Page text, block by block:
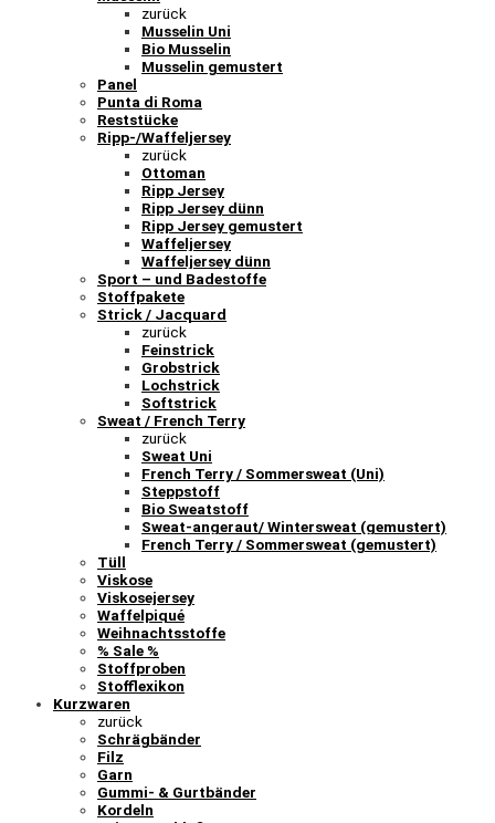
zurück
Musselin Uni
Bio Musselin
Musselin gemustert
Panel
Punta di Roma
Reststücke
Ripp-/Waffeljersey
zurück
Ottoman
Ripp Jersey
Ripp Jersey dünn
Ripp Jersey gemustert
Waffeljersey
Waffeljersey dünn
Sport – und Badestoffe
Stoffpakete
Strick / Jacquard
zurück
Feinstrick
Grobstrick
Lochstrick
Softstrick
Sweat / French Terry
zurück
Sweat Uni
French Terry / Sommersweat (Uni)
Steppstoff
Bio Sweatstoff
Sweat-angeraut/ Wintersweat (gemustert)
French Terry / Sommersweat (gemustert)
Tüll
Viskose
Viskosejersey
Waffelpiqué
Weihnachtsstoffe
% Sale %
Stoffproben
Stofflexikon
Kurzwaren
zurück
Schrägbänder
Filz
Garn
Gummi- & Gurtbänder
Kordeln